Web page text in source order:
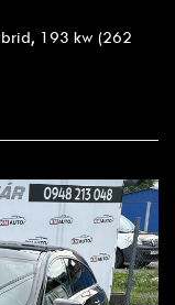
193 kw (262